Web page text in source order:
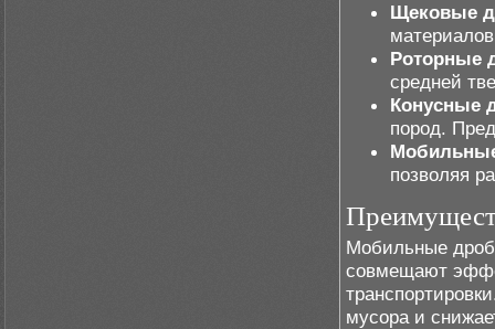
Щековые
Роторные
средней
Конусные
пород.
позволяя
Мобильные
совмещают
мусора и